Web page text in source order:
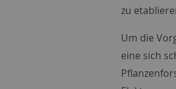
zu
Um die
eine sich